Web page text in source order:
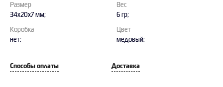
Размер
34х20х7 мм;
Вес
6 гр;
Коробка
нет;
Цвет
медовый;
Способы оплаты Доставка